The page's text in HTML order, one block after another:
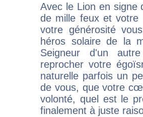
Avec le Lion en signe
de mille feux et votre
votre générosité
héros solaire de la
Seigneur d'un
reprocher votre
naturelle parfois un
de vous, que votre
volonté, quel est le
finalement à juste